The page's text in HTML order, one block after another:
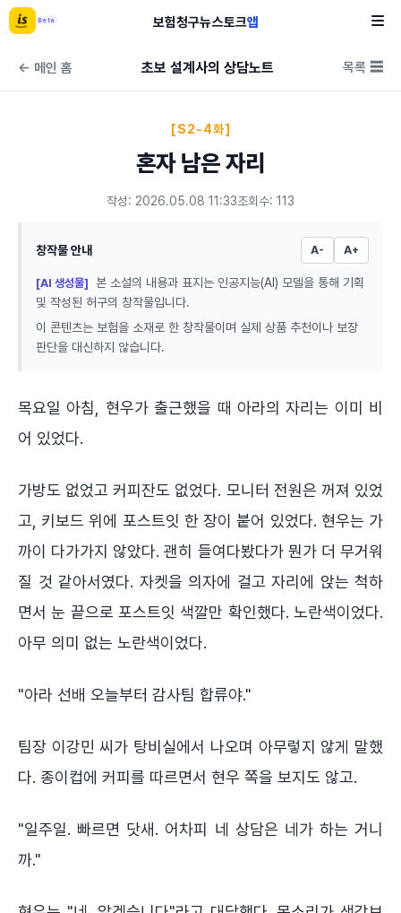
Beta 보험청구뉴스토크앱
← 메인 홈 초보 설계사의 상담노트 목록 ☰
[S2-4화]
혼자 남은 자리
작성: 2026.05.08 11:33조회수: 113
창작물 안내 A- A+
[AI 생성물]
본 소설의 내용과 표지는 인공지능(AI) 모델을 통해 기획
및 작성된 허구의 창작물입니다.
이 콘텐츠는 보험을 소재로 한 창작물이며 실제 상품 추천이나 보장
판단을 대신하지 않습니다.
목요일 아침, 현우가 출근했을 때 아라의 자리는 이미 비
어 있었다.
가방도 없었고 커피잔도 없었다. 모니터 전원은 꺼져 있었
고, 키보드 위에 포스트잇 한 장이 붙어 있었다. 현우는 가
까이 다가가지 않았다. 괜히 들여다봤다가 뭔가 더 무거워
질 것 같아서였다. 자켓을 의자에 걸고 자리에 앉는 척하
면서 눈 끝으로 포스트잇 색깔만 확인했다. 노란색이었다.
아무 의미 없는 노란색이었다.
"아라 선배 오늘부터 감사팀 합류야."
팀장 이강민 씨가 탕비실에서 나오며 아무렇지 않게 말했
다. 종이컵에 커피를 따르면서 현우 쪽을 보지도 않고.
"일주일. 빠르면 닷새. 어차피 네 상담은 네가 하는 거니
까."